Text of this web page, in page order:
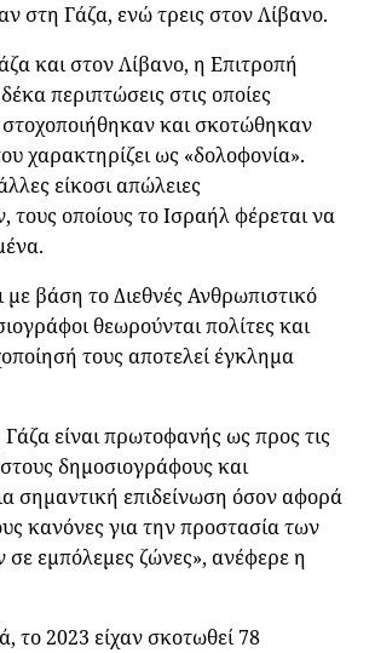
στη Γάζα, ενώ τρεις στον Λίβανο.
και στον Λίβανο, η Επιτροπή
περιπτώσεις στις οποίες
και σκοτώθηκαν
χαρακτηρίζει ως «δολοφονία».
είκοσι απώλειες
οποίους το Ισραήλ φέρεται να
με βάση το Διεθνές Ανθρωπιστικό
θεωρούνται πολίτες και
τους αποτελεί έγκλημα
είναι πρωτοφανής ως προς τις
δημοσιογράφους και
σημαντική επιδείνωση όσον αφορά
κανόνες για την προστασία των
εμπόλεμες ζώνες», ανέφερε η
το 2023 είχαν σκοτωθεί 78